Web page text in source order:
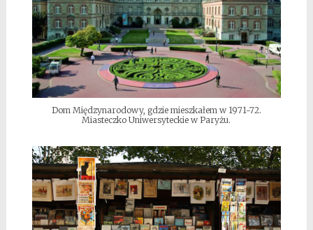
Dom Międzynarodowy, gdzie mieszkałem w 1971-72.
Miasteczko Uniwersyteckie w Paryżu.